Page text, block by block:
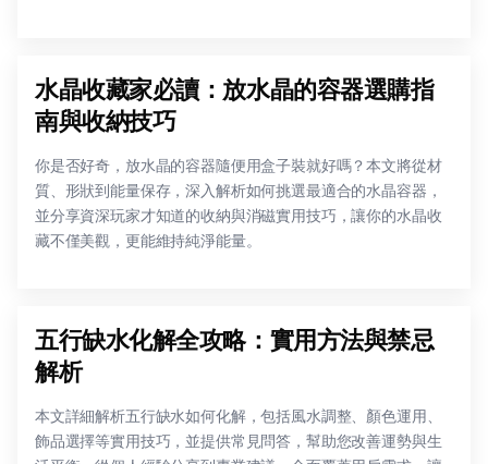
水晶收藏家必讀：放水晶的容器選購指
南與收納技巧
你是否好奇，放水晶的容器隨便用盒子裝就好嗎？本文將從材
質、形狀到能量保存，深入解析如何挑選最適合的水晶容器，
並分享資深玩家才知道的收納與消磁實用技巧，讓你的水晶收
藏不僅美觀，更能維持純淨能量。
五行缺水化解全攻略：實用方法與禁忌
解析
本文詳細解析五行缺水如何化解，包括風水調整、顏色運用、
飾品選擇等實用技巧，並提供常見問答，幫助您改善運勢與生